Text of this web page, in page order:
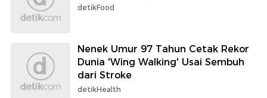
detikFood
Nenek Umur 97 Tahun Cetak Rekor
Dunia 'Wing Walking' Usai Sembuh
dari Stroke
detikHealth